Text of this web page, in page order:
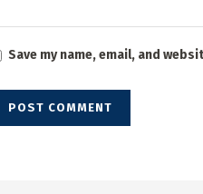
Save my name, email, and